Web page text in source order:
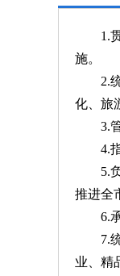
1.
施。
2.
化、旅
3.
4.
5.
推进全
6.
7.
业、精